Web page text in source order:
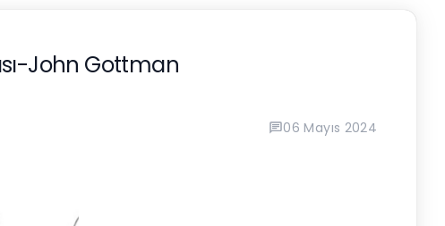
John Gottman
06 Mayıs 2024